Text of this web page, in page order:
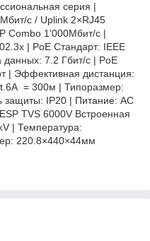
серия |
с / Uplink 2×RJ45
Combo 1'000Мбит/с |
| PoE Стандарт: IEEE
7.2 Гбит/с | PoE
| Эффективная дистанция:
= 300м | Типоразмер:
IP20 | Питание: AC
TVS 6000V Встроенная
| Температура:
220.8×440×44мм